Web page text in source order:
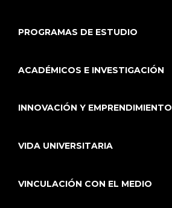
PROGRAMAS DE ESTUDIO
ACADÉMICOS E INVESTIGACIÓN
INNOVACIÓN Y EMPRENDIMIENTO
VIDA UNIVERSITARIA
VINCULACIÓN CON EL MEDIO